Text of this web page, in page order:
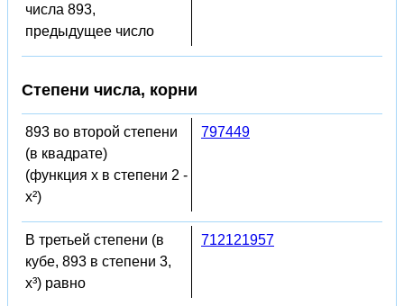
числа 893,
предыдущее число
Степени числа, корни
893 во второй степени
(в квадрате)
(функция x в степени 2 -
x²)
797449
В третьей степени (в
кубе, 893 в степени 3,
x³) равно
712121957